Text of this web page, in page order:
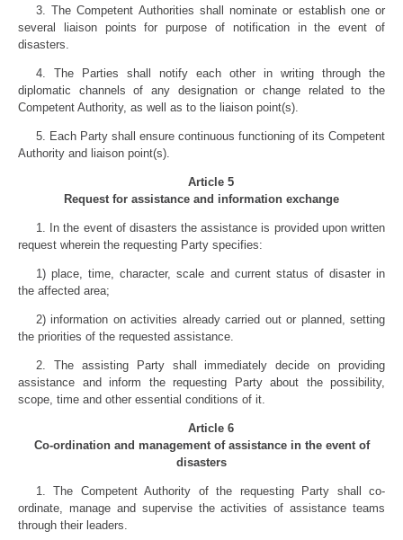
3. The Competent Authorities shall nominate or establish one or
several liaison points for purpose of notification in the event of
disasters.
4. The Parties shall notify each other in writing through the
diplomatic channels of any designation or change related to the
Competent Authority, as well as to the liaison point(s).
5. Each Party shall ensure continuous functioning of its Competent
Authority and liaison point(s).
Article 5
Request for assistance and information exchange
1. In the event of disasters the assistance is provided upon written
request wherein the requesting Party specifies:
1) place, time, character, scale and current status of disaster in
the affected area;
2) information on activities already carried out or planned, setting
the priorities of the requested assistance.
2. The assisting Party shall immediately decide on providing
assistance and inform the requesting Party about the possibility,
scope, time and other essential conditions of it.
Article 6
Co-ordination and management of assistance in the event of
disasters
1. The Competent Authority of the requesting Party shall co-
ordinate, manage and supervise the activities of assistance teams
through their leaders.